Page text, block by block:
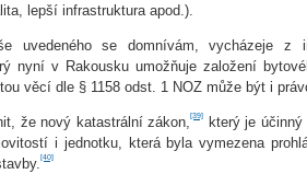
lepší infrastruktura apod.).
uvedeného se domnívám, vycházeje z
nyní v Rakousku umožňuje založení
věcí dle § 1158 odst. 1 NOZ může být i
že nový katastrální zákon,[39]
který je
i jednotku, která byla vymezena
[40]